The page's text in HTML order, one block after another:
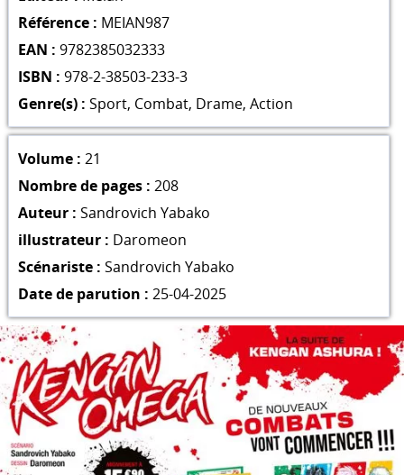
Référence : MEIAN987
EAN : 9782385032333
ISBN : 978-2-38503-233-3
Genre(s) : Sport, Combat, Drame, Action
Volume : 21
Nombre de pages : 208
Auteur : Sandrovich Yabako
illustrateur : Daromeon
Scénariste : Sandrovich Yabako
Date de parution : 25-04-2025